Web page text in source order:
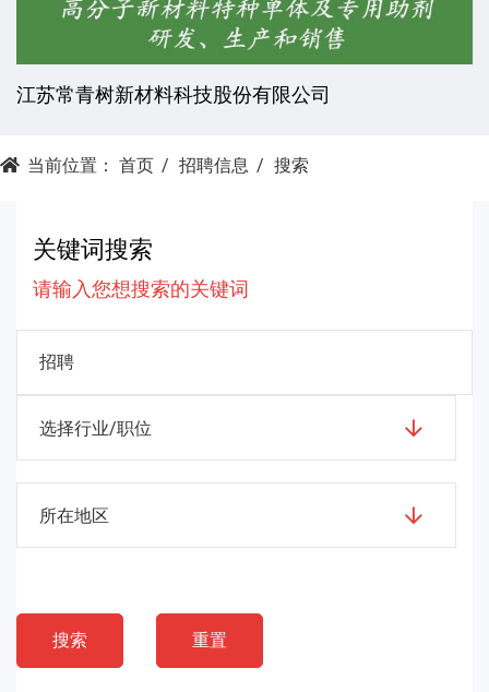
新材料科技股份有限公司
当前位置： 首页 招聘信息 搜索
关键词搜索
请输入您想搜索的关键词
选择行业/职位
所在地区
搜索 重置